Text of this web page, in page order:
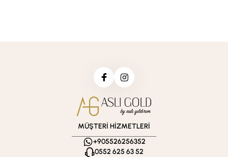
MÜŞTERİ HİZMETLERİ
+905526256352
0552 625 63 52